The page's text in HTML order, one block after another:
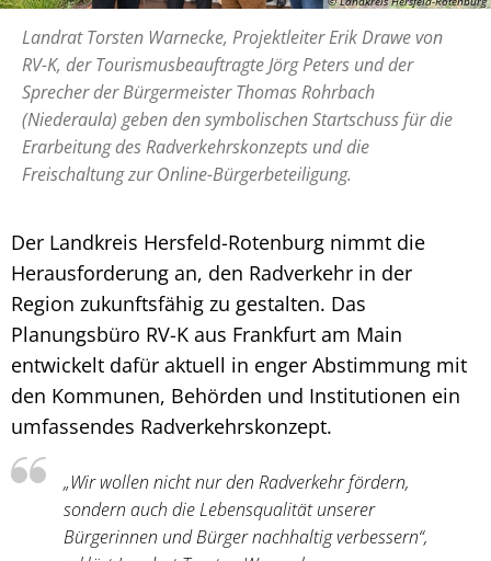
Landrat Torsten Warnecke, Projektleiter Erik Drawe von
RV-K, der Tourismusbeauftragte Jörg Peters und der
Sprecher der Bürgermeister Thomas Rohrbach
(Niederaula) geben den symbolischen Startschuss für die
Erarbeitung des Radverkehrskonzepts und die
Freischaltung zur Online-Bürgerbeteiligung.
Der Landkreis Hersfeld-Rotenburg nimmt die
Herausforderung an, den Radverkehr in der
Region zukunftsfähig zu gestalten. Das
Planungsbüro RV-K aus Frankfurt am Main
entwickelt dafür aktuell in enger Abstimmung mit
den Kommunen, Behörden und Institutionen ein
umfassendes Radverkehrskonzept.
„Wir wollen nicht nur den Radverkehr fördern,
sondern auch die Lebensqualität unserer
Bürgerinnen und Bürger nachhaltig verbessern“,